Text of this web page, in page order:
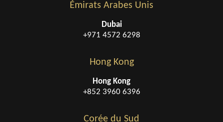
Émirats Arabes Unis
Dubai
+971 4572 6298
Hong Kong
Hong Kong
+852 3960 6396
Corée du Sud